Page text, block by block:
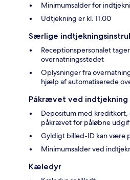
Minimumsalder for
Udtjekning er kl. 11.00
Særlige
Receptionspersonalet
overnatningsstedet
Oplysninger fra
hjælp af automatiserede
Påkrævet ved indtjekning
Depositum med
påkrævet for påløbne
Gyldigt billed-ID kan være
Minimumsalder ved
Kæledyr